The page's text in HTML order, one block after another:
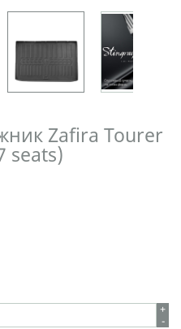
Zafira Tourer
seats)
+
-